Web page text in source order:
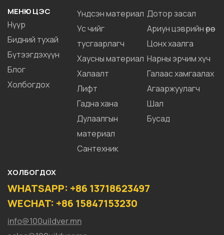
МЕНЮ ЦЭС
Нүүр
Бидний тухай
Бүтээгдэхүүн
Блог
Холбогдох
Үндсэн материал
Ус чийг
тусгаарлагч
Хаусны материал
Халаалт
Лифт
Гадна хана
Дулаалгын
материал
Сантехник
Дотор засал
Ариун цэврийн өрөө
Цонх хаалга
Нарны эрчим хүч
Галаас хамгаалах
Агааржуулагч
Шал
Бусад
ХОЛБОГДОХ
WHATSAPP: +86 13718623497
WECHAT: +86 15847153230
info@100uildver.mn